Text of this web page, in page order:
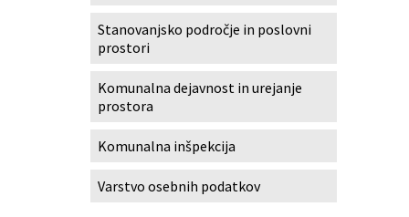
Stanovanjsko področje in poslovni
prostori
Komunalna dejavnost in urejanje
prostora
Komunalna inšpekcija
Varstvo osebnih podatkov